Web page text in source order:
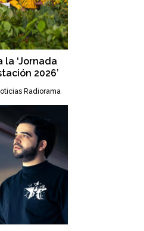
la ‘Jornada
2026’
Radiorama